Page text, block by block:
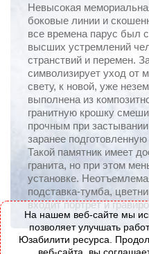
Невысокая
боковые линии и
все времена парус был
высших устремлений
странствий и перемен.
символизирует уход от
свету, к новой, уже
выполнена из
гранитную крошку
прочным при
заранее
Такой памятник имеет
гранита, но при этом
установке.
подставка-тумба,
входит портрет и
На нашем веб-сайте мы
позволяет улучшать
Юзабилити ресурса.